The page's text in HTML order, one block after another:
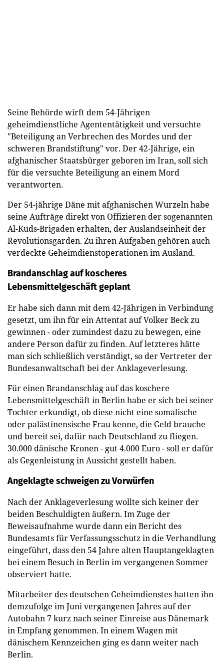
Seine Behörde wirft dem 54-Jährigen
geheimdienstliche Agententätigkeit und versuchte
"Beteiligung an Verbrechen des Mordes und der
schweren Brandstiftung" vor. Der 42-Jährige, ein
afghanischer Staatsbürger geboren im Iran, soll sich
für die versuchte Beteiligung an einem Mord
verantworten.
Der 54-jährige Däne mit afghanischen Wurzeln habe
seine Aufträge direkt von Offizieren der sogenannten
Al-Kuds-Brigaden erhalten, der Auslandseinheit der
Revolutionsgarden. Zu ihren Aufgaben gehören auch
verdeckte Geheimdienstoperationen im Ausland.
Brandanschlag auf koscheres
Lebensmittelgeschäft geplant
Er habe sich dann mit dem 42-Jährigen in Verbindung
gesetzt, um ihn für ein Attentat auf Volker Beck zu
gewinnen - oder zumindest dazu zu bewegen, eine
andere Person dafür zu finden. Auf letzteres hätte
man sich schließlich verständigt, so der Vertreter der
Bundesanwaltschaft bei der Anklageverlesung.
Für einen Brandanschlag auf das koschere
Lebensmittelgeschäft in Berlin habe er sich bei seiner
Tochter erkundigt, ob diese nicht eine somalische
oder palästinensische Frau kenne, die Geld brauche
und bereit sei, dafür nach Deutschland zu fliegen.
30.000 dänische Kronen - gut 4.000 Euro - soll er dafür
als Gegenleistung in Aussicht gestellt haben.
Angeklagte schweigen zu Vorwürfen
Nach der Anklageverlesung wollte sich keiner der
beiden Beschuldigten äußern. Im Zuge der
Beweisaufnahme wurde dann ein Bericht des
Bundesamts für Verfassungsschutz in die Verhandlung
eingeführt, dass den 54 Jahre alten Hauptangeklagten
bei einem Besuch in Berlin im vergangenen Sommer
observiert hatte.
Mitarbeiter des deutschen Geheimdienstes hatten ihn
demzufolge im Juni vergangenen Jahres auf der
Autobahn 7 kurz nach seiner Einreise aus Dänemark
in Empfang genommen. In einem Wagen mit
dänischem Kennzeichen ging es dann weiter nach
Berlin.